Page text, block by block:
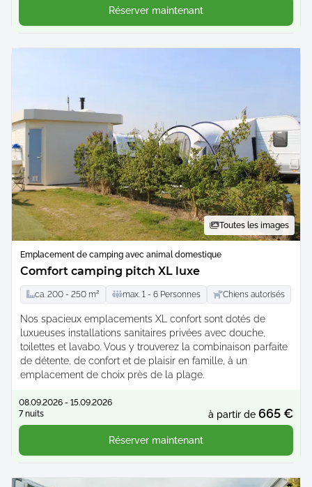
Réserver maintenant
Toutes les images
Emplacement de camping avec animal domestique
Comfort camping pitch XL luxe
ca. 200 - 250 m² max. 1 - 6 Personnes Chiens autorisés
Nos spacieux emplacements XL confort sont dotés de
luxueuses installations sanitaires privées avec douche,
toilettes et lavabo. Vous y trouverez la combinaison parfaite
de détente, de confort et de plaisir en famille, à un
emplacement de choix près de la plage.
08.09.2026 - 15.09.2026
7 nuits
à partir de 665 €
Réserver maintenant